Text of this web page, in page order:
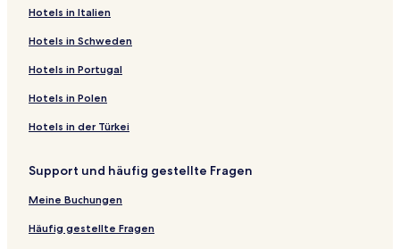
Hotels in Italien
Hotels in Schweden
Hotels in Portugal
Hotels in Polen
Hotels in der Türkei
Support und häufig gestellte Fragen
Meine Buchungen
Häufig gestellte Fragen